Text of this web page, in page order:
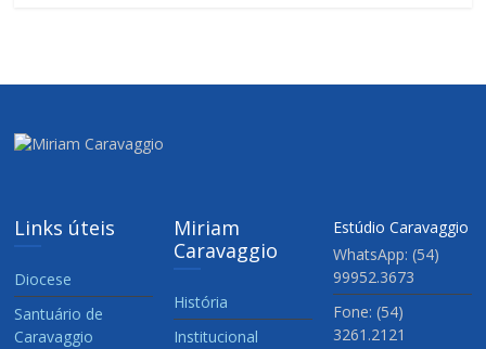
Links úteis
Diocese
Santuário de
Caravaggio
Miriam
Caravaggio
História
Institucional
Estúdio Caravaggio
WhatsApp: (54)
99952.3673
Fone: (54)
3261.2121